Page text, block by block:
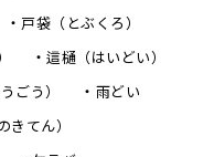
戸袋（とぶくろ）
這樋（はいどい）
ごう）
雨どい
きてん）